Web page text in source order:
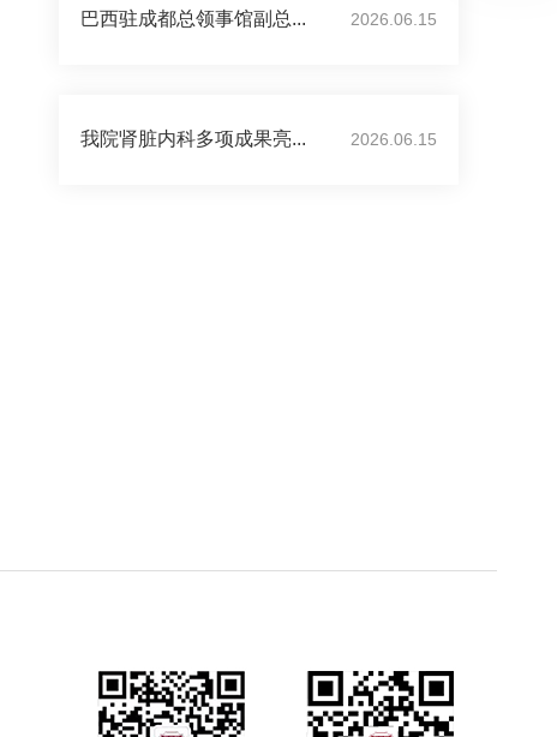
巴西驻成都总领事馆副总... 2026.06.15
我院肾脏内科多项成果亮... 2026.06.15